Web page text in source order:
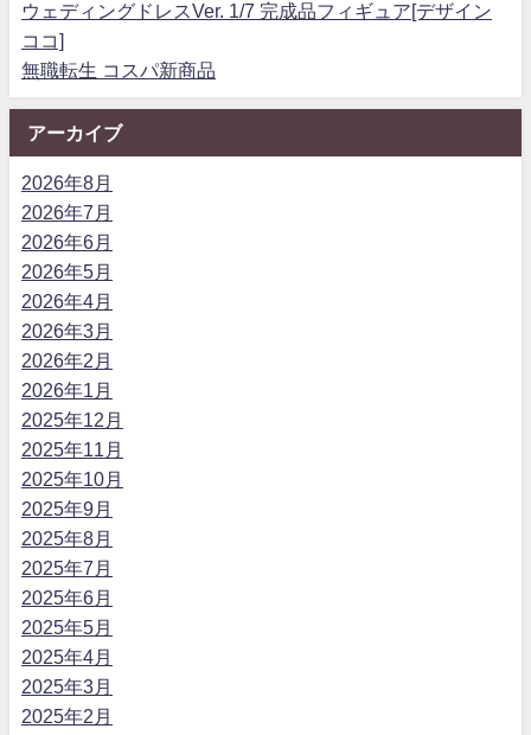
ウェディングドレスVer. 1/7 完成品フィギュア[デザイン
ココ]
無職転生 コスパ新商品
アーカイブ
2026年8月
2026年7月
2026年6月
2026年5月
2026年4月
2026年3月
2026年2月
2026年1月
2025年12月
2025年11月
2025年10月
2025年9月
2025年8月
2025年7月
2025年6月
2025年5月
2025年4月
2025年3月
2025年2月